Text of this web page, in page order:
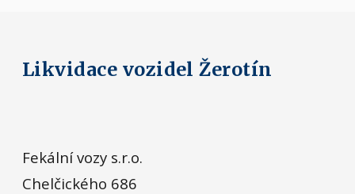
Likvidace vozidel Žerotín
Fekální vozy s.r.o.
Chelčického 686